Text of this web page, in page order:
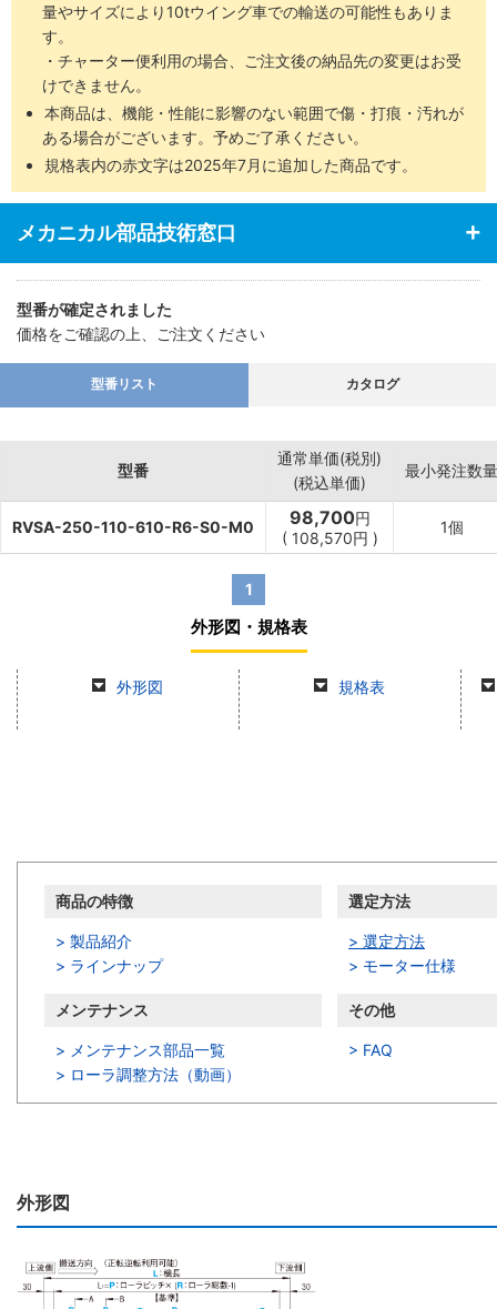
量やサイズにより10tウイング車での輸送の可能性もありま
す。
・チャーター便利用の場合、ご注文後の納品先の変更はお受
けできません。
本商品は、機能・性能に影響のない範囲で傷・打痕・汚れが
ある場合がございます。予めご了承ください。
規格表内の赤文字は2025年7月に追加した商品です。
メカニカル部品技術窓口
型番が確定されました
価格をご確認の上、ご注文ください
型番リスト カタログ
型番
通常単価(税別)
(税込単価)
最小発注数量
RVSA-250-110-610-R6-S0-M0 98,700円
( 108,570円 )
1個
1
外形図・規格表
外形図 規格表
商品の特徴
> 製品紹介
> ラインナップ
選定方法
> 選定方法
> モーター仕様
メンテナンス
> メンテナンス部品一覧
> ローラ調整方法（動画）
その他
> FAQ
外形図